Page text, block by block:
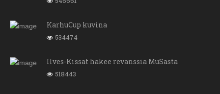
KarhuCup kuvina
534474
Ilves-Kissat hakee revanssia MuSasta
518443